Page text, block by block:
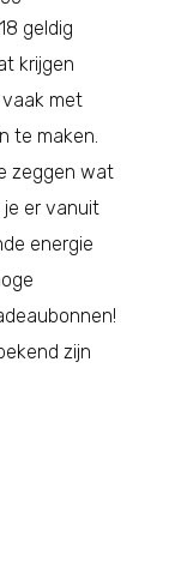
geldig
krijgen
met
te maken.
zeggen wat
je er vanuit
energie
zijn